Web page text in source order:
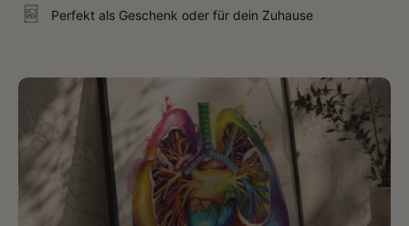
Perfekt als Geschenk oder für dein Zuhause